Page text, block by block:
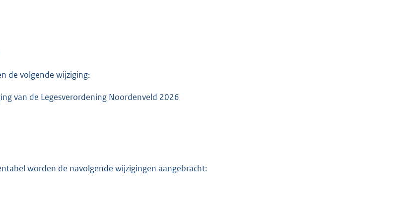
de volgende wijziging:
van de Legesverordening Noordenveld 2026
worden de navolgende wijzigingen aangebracht: